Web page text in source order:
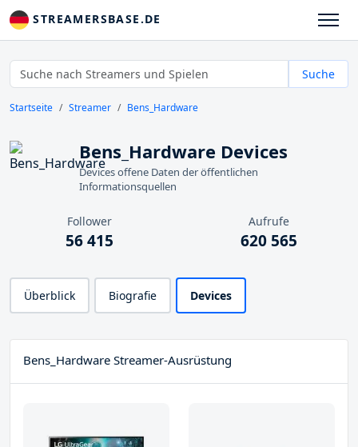
STREAMERSBASE.DE
Suche
Startseite Streamer Bens_Hardware
Bens_Hardware Devices
Devices offene Daten der öffentlichen
Informationsquellen
Follower
56 415
Aufrufe
620 565
Überblick Biografie Devices
Bens_Hardware Streamer-Ausrüstung